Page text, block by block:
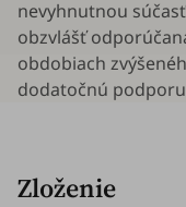
nevyhnutnou
obzvlášť
obdobiach
dodatočnú
Zloženie